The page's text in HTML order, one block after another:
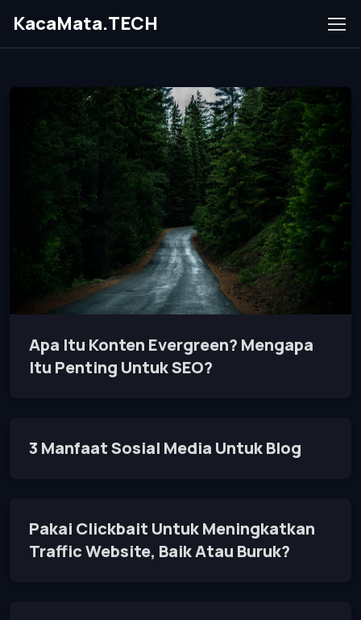
KacaMata.TECH
Apa Itu Konten Evergreen? Mengapa
Itu Penting Untuk SEO?
3 Manfaat Sosial Media Untuk Blog
Pakai Clickbait Untuk Meningkatkan
Traffic Website, Baik Atau Buruk?